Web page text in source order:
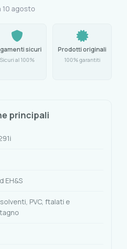
10 agosto
sicuri
Sicuri al 100%
Prodotti originali
100% garantiti
principali
EH&S
PVC, ftalati e